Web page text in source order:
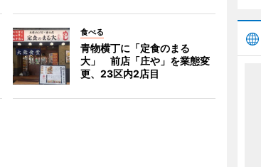
食べる
青物横丁に「定食のまる
大」 前店「庄や」を業態変
更、23区内2店目